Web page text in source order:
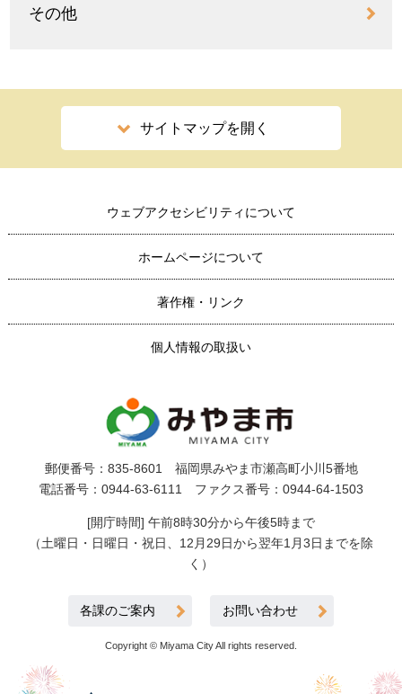
その他
サイトマップを開く
ウェブアクセシビリティについて
ホームページについて
著作権・リンク
個人情報の取扱い
郵便番号：835-8601 福岡県みやま市瀬高町小川5番地
電話番号：0944-63-6111 ファクス番号：0944-64-1503
[開庁時間] 午前8時30分から午後5時まで
（土曜日・日曜日・祝日、12月29日から翌年1月3日までを除
く）
各課のご案内 お問い合わせ
Copyright © Miyama City All rights reserved.